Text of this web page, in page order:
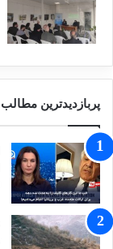
پربازدیدترین مطالب